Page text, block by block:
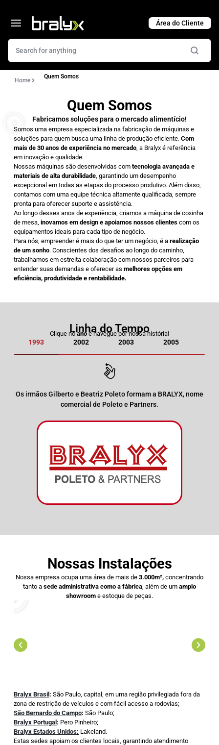
Home
Quem Somos
Quem Somos
Fabricamos soluções para o mercado alimentício!
Somos uma empresa especializada na fabricação de máquinas e
soluções para quem busca uma linha de produção eficiente. Com
mais de 30 anos de experiência no mercado, a Bralyx é referência
em inovação e qualidade.
Nossas máquinas são desenvolvidas com tecnologia avançada e
materiais de alta durabilidade, garantindo um desempenho
excepcional em todas as etapas do processo produtivo. Além disso,
contamos com uma equipe técnica altamente qualificada, sempre
pronta para oferecer suporte e assistência.
Ao longo desses anos de experiência, criamos a máquina de coxinha
de mesa, inovamos em design e apoiamos nossos clientes com os
equipamentos ideais para cada tipo de negócio.
Para nós, empreender é mais do que ter um negócio, é a realização
de um sonho. Conscientes dos desafios ao longo do caminho,
trabalhamos em estreita colaboração com nossos parceiros para
entender suas demandas e oferecer as melhores opções em
eficiência, produtividade e rentabilidade.
Linha do Tempo
Clique noano e navegue por nossa história!
1993 2002 2003 2005
Os irmãos Gilberto e Beatriz Poleto formam a BRALYX, nome
comercial de Poleto e Partners.
Nossas Instalações
Nossa empresa ocupa uma área de mais de 3.000m², concentrando
tanto a sede administrativa como a fábrica, além de um amplo
showroom e estoque de peças.
Bralyx Brasil : São Paulo, capital, em uma região privilegiada fora da
zona de restrição de veículos e com fácil acesso a rodovias;
São Bernardo do Campo: São Paulo;
Bralyx Portugal : Pero Pinheiro;
Bralyx Estados Unidos: Lakeland.
Estas sedes apoiam os clientes locais, garantindo atendimento